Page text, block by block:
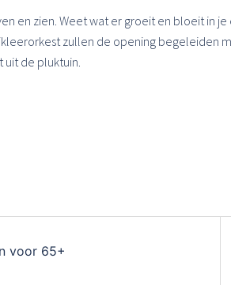
en zien. Weet wat er groeit en bloeit in je
zullen de opening begeleiden
uit de pluktuin.
voor 65+